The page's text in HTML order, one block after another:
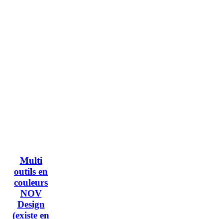
Multi
outils en
couleurs
NOV
Design
(existe en